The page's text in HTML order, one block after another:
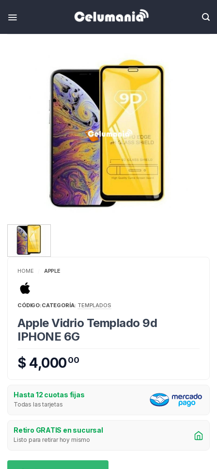
HOME APPLE
CÓDIGO:CATEGORÍA: TEMPLADOS
Apple Vidrio Templado 9d
IPHONE 6G
$ 4,00000
Hasta 12 cuotas fijas
Todas las tarjetas
Retiro GRATIS en sucursal
Listo para retirar hoy mismo